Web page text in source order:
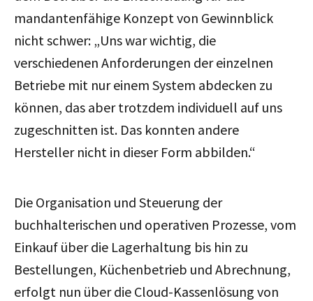
mandantenfähige Konzept von Gewinnblick
nicht schwer: „Uns war wichtig, die
verschiedenen Anforderungen der einzelnen
Betriebe mit nur einem System abdecken zu
können, das aber trotzdem individuell auf uns
zugeschnitten ist. Das konnten andere
Hersteller nicht in dieser Form abbilden.“
Die Organisation und Steuerung der
buchhalterischen und operativen Prozesse, vom
Einkauf über die Lagerhaltung bis hin zu
Bestellungen, Küchenbetrieb und Abrechnung,
erfolgt nun über die Cloud-Kassenlösung von